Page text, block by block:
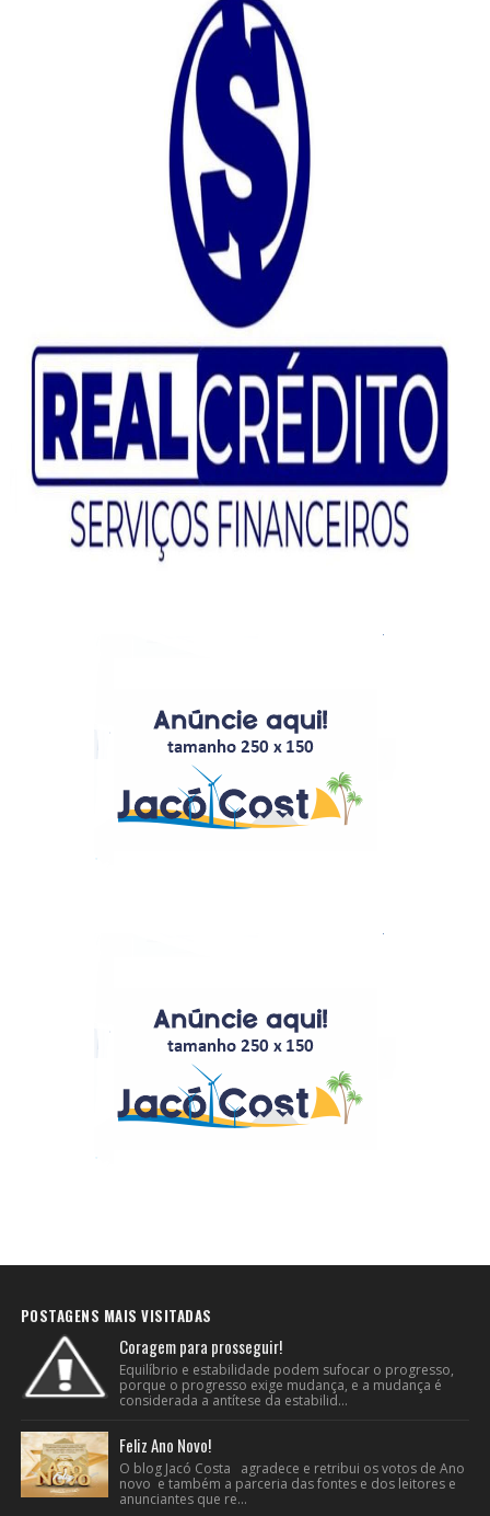
POSTAGENS MAIS VISITADAS
Coragem para prosseguir!
Equilíbrio e estabilidade podem sufocar o progresso,
porque o progresso exige mudança, e a mudança é
considerada a antítese da estabilid...
Feliz Ano Novo!
O blog Jacó Costa agradece e retribui os votos de Ano
novo e também a parceria das fontes e dos leitores e
anunciantes que re...